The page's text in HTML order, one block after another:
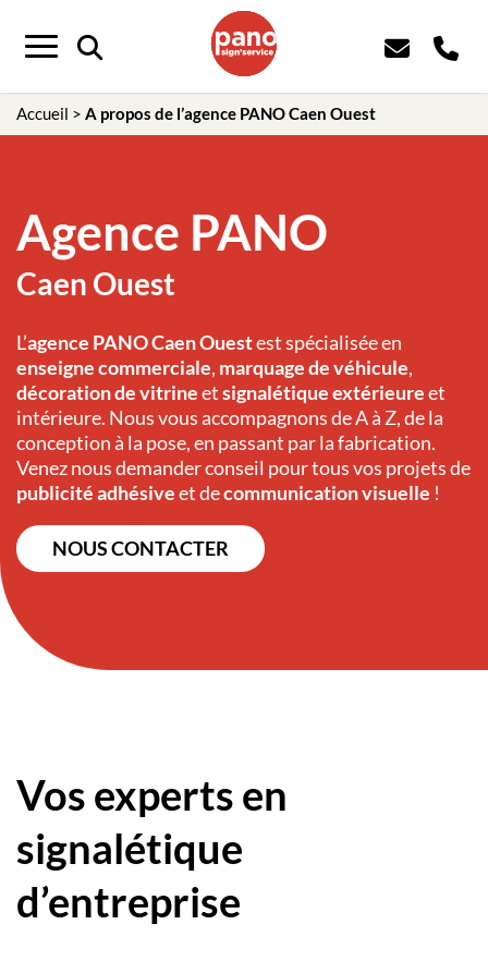
Menu
Accueil > A propos de l’agence PANO Caen Ouest
Agence PANO
Caen Ouest
L’agence PANO Caen Ouestest spécialisée en
enseigne commerciale, marquage de véhicule,
décoration de vitrineetsignalétique extérieureet
intérieure. Nous vous accompagnons de A à Z, de la
conception à la pose, en passant par la fabrication.
Venez nous demander conseil pour tous vos projets de
publicité adhésiveet decommunication visuelle !
NOUS CONTACTER
Vos experts en
signalétique
d’entreprise
Panneau de gestion des cookies